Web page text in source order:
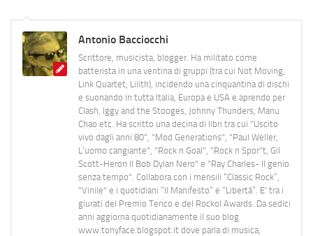
Antonio Bacciocchi
Scrittore, musicista, blogger. Ha militato come
batterista in una ventina di gruppi (tra cui Not Moving,
Link Quartet, Lilith), incidendo una cinquantina di dischi
e suonando in tutta Italia, Europa e USA e aprendo per
Clash, Iggy and the Stooges, Johnny Thunders, Manu
Chao etc. Ha scritto una decina di libri tra cui "Uscito
vivo dagli anni 80", "Mod Generations", "Paul Weller,
L’uomo cangiante", "Rock n Goal", "Rock n Spor"t, Gil
Scott-Heron Il Bob Dylan Nero" e "Ray Charles- Il genio
senza tempo". Collabora con i mensili “Classic Rock”,
"Vinile" e i quotidiani “Il Manifesto” e “Libertà”. E' tra i
giurati del Premio Tenco e del Rockol Awards. Da sedici
anni aggiorna quotidianamente il suo blog
www.tonyface.blogspot.it dove parla di musica,